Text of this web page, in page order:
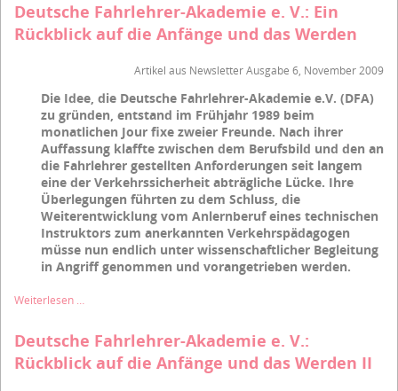
Deutsche Fahrlehrer-Akademie e. V.: Ein
Rückblick auf die Anfänge und das Werden
Artikel aus Newsletter Ausgabe 6, November 2009
Die Idee, die Deutsche Fahrlehrer-Akademie e.V. (DFA)
zu gründen, entstand im Frühjahr 1989 beim
monatlichen Jour fixe zweier Freunde. Nach ihrer
Auffassung klaffte zwischen dem Berufsbild und den an
die Fahrlehrer gestellten Anforderungen seit langem
eine der Verkehrssicherheit abträgliche Lücke. Ihre
Überlegungen führten zu dem Schluss, die
Weiterentwicklung vom Anlernberuf eines technischen
Instruktors zum anerkannten Verkehrspädagogen
müsse nun endlich unter wissenschaftlicher Begleitung
in Angriff genommen und vorangetrieben werden.
Weiterlesen …
Akademie
e.
V.:
Deutsche Fahrlehrer-Akademie e. V.:
Rückblick auf die Anfänge und das Werden II